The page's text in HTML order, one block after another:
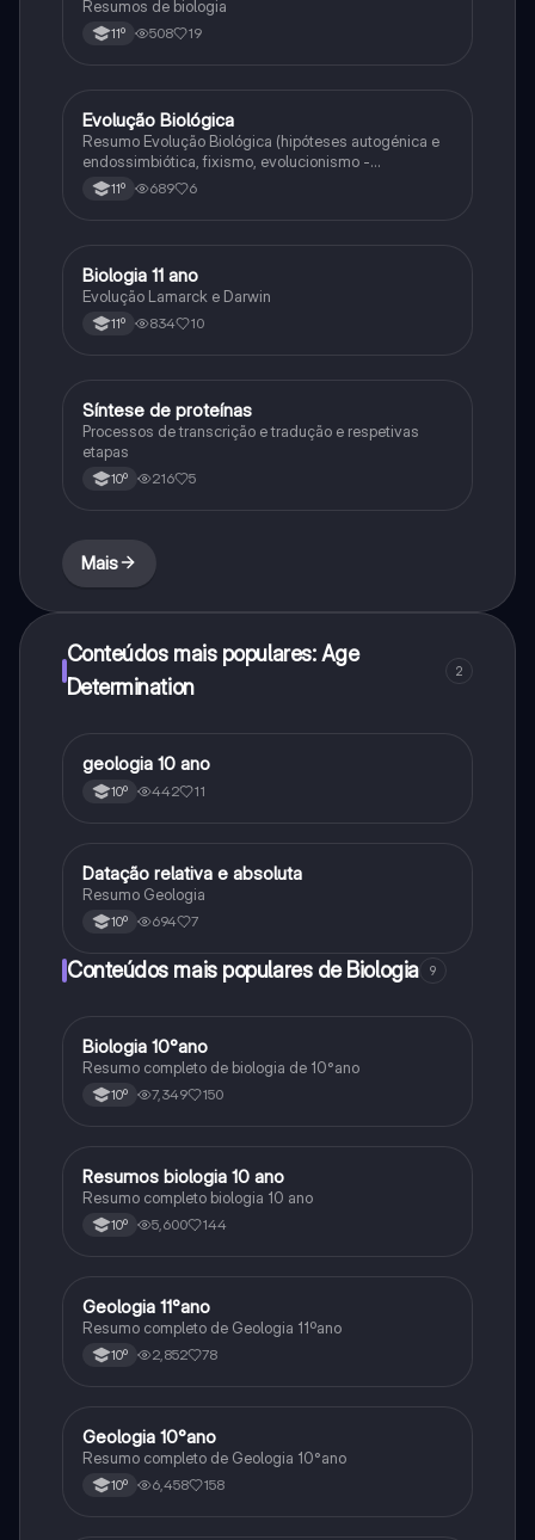
Resumos de biologia
11º 508 19
Biologia
Evolução Biológica
Resumo Evolução Biológica (hipóteses autogénica e
endossimbiótica, fixismo, evolucionismo -
argumentos, lamarckismo, darwinismo,
neodarwinismo)
11º 689 6
Biologia
Biologia 11 ano
Evolução Lamarck e Darwin
11º 834 10
Biologia
Síntese de proteínas
Processos de transcrição e tradução e respetivas
etapas
10º 216 5
Mais
Conteúdos mais populares: Age
Determination
2
Biologia
geologia 10 ano
10º 442 11
Biologia
Datação relativa e absoluta
Resumo Geologia
10º 694 7
Conteúdos mais populares de Biologia 9
Biologia
Biologia 10°ano
Resumo completo de biologia de 10°ano
10º 7,349 150
Biologia
Resumos biologia 10 ano
Resumo completo biologia 10 ano
10º 5,600 144
Biologia
Geologia 11°ano
Resumo completo de Geologia 11ºano
10º 2,852 78
Biologia
Geologia 10°ano
Resumo completo de Geologia 10°ano
10º 6,458 158